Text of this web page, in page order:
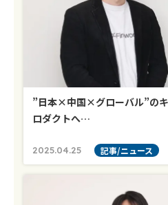
”日本×中国×グローバル”の
ロダクトへ…
2025.04.25 記事/ニュース